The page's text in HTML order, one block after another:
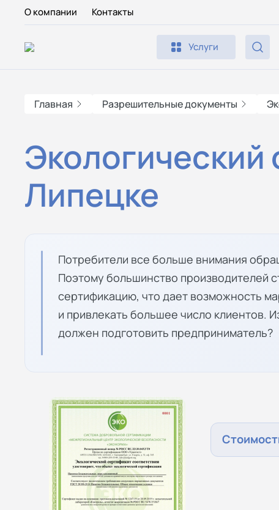
О компании Контакты
Услуги
Главная Разрешительные документы
Экологический
Липецке
Потребители все больше внимания
Поэтому большинство производителей
сертификацию, что дает возможность
и привлекать большее число клиентов.
должен подготовить предприниматель?